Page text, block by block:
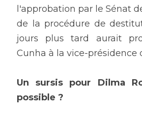
l'approbation par le Sénat
de la procédure de
jours plus tard aurait
Cunha à la vice-présidence
Un sursis pour Dilma
possible ?